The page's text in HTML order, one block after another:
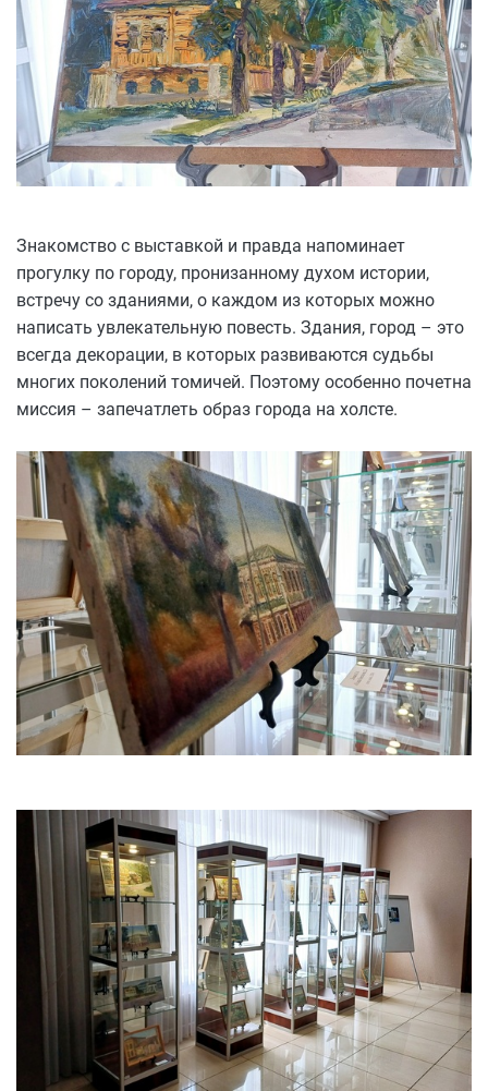
Знакомство с выставкой и правда напоминает
прогулку по городу, пронизанному духом истории,
встречу со зданиями, о каждом из которых можно
написать увлекательную повесть. Здания, город – это
всегда декорации, в которых развиваются судьбы
многих поколений томичей. Поэтому особенно почетна
миссия – запечатлеть образ города на холсте.